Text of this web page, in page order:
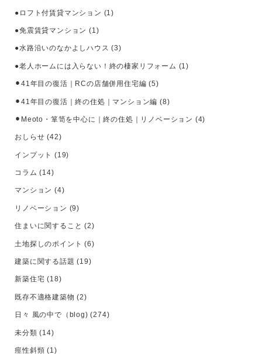
●ロフト付賃貸マンション (1)
●免震賃貸マンション (1)
●水路沿いのなかよしハウス (3)
●老人ホームには入らない！終の棲家リフォーム (1)
⚫︎41年目の復活｜RCの店舗併用住宅編 (5)
⚫︎41年目の復活｜終の住処｜マンション編 (8)
⚫︎Meoto・箪笥を中心に｜終の住処｜リノベーション (4)
おしらせ (42)
インプット (19)
コラム (14)
マンション (4)
リノベーション (9)
住まいに関すること (2)
土地探しのポイント (6)
建築に関する話題 (19)
新築住宅 (18)
既存不適格建築物 (2)
日々 風の中で（blog) (274)
未分類 (14)
痙性斜頸 (1)